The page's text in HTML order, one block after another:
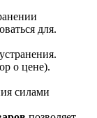
для.
о цене).
силами